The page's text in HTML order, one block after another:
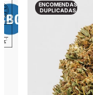
ENCOMENDAS
DUPLICADAS